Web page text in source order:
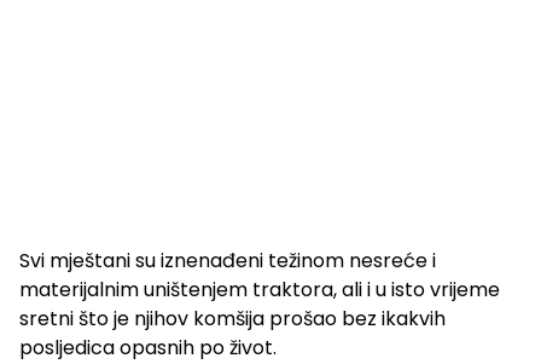
Svi mještani su iznenađeni težinom nesreće i
materijalnim uništenjem traktora, ali i u isto vrijeme
sretni što je njihov komšija prošao bez ikakvih
posljedica opasnih po život.